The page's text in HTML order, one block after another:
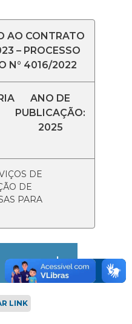
AO CONTRATO
– PROCESSO
N° 4016/2022
ANO DE
PUBLICAÇÃO:
2025
DE
DE
PARA
LINK